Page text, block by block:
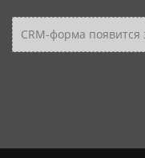
CRM-форма появится